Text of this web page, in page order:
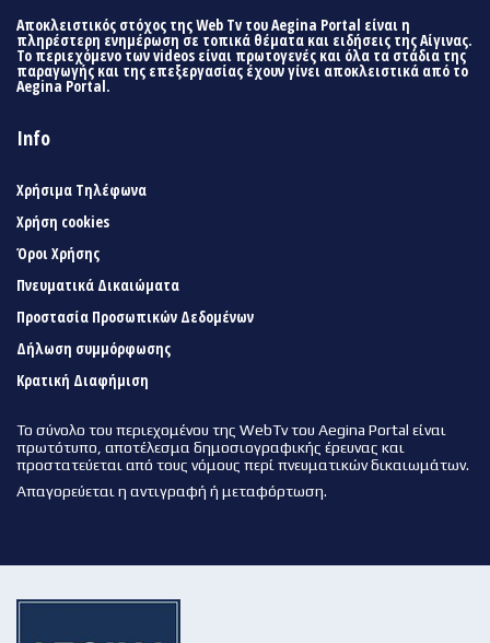
Αποκλειστικός στόχος της Web Tv του Aegina Portal είναι η
πληρέστερη ενημέρωση σε τοπικά θέματα και ειδήσεις της Αίγινας.
Το περιεχόμενο των videos είναι πρωτογενές και όλα τα στάδια της
παραγωγής και της επεξεργασίας έχουν γίνει αποκλειστικά από το
Aegina Portal.
Info
Χρήσιμα Τηλέφωνα
Χρήση cookies
Όροι Χρήσης
Πνευματικά Δικαιώματα
Προστασία Προσωπικών Δεδομένων
Δήλωση συμμόρφωσης
Κρατική Διαφήμιση
Το σύνολο του περιεχομένου της WebTv του Aegina Portal είναι
πρωτότυπο, αποτέλεσμα δημοσιογραφικής έρευνας και
προστατεύεται από τους νόμους περί πνευματικών δικαιωμάτων.
Απαγορεύεται η αντιγραφή ή μεταφόρτωση.